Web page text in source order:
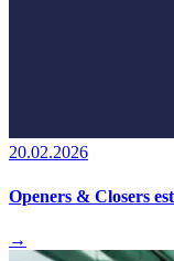
20.02.2026
Openers & Closers
→